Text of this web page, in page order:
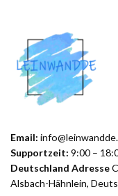
Email:
Supportzeit: 9:00 –
Deutschland Adresse
Alsbach-Hähnlein,